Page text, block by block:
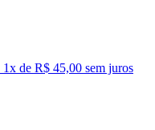
1x de R$ 45,00 sem juros